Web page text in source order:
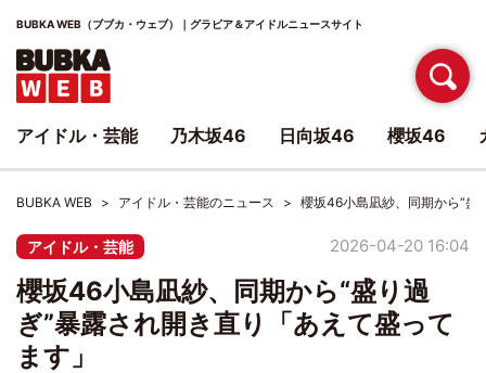
BUBKA WEB（ブブカ・ウェブ）｜グラビア＆アイドルニュースサイト
BUBKA WEB アイドル・芸能のニュース 櫻坂46小島凪紗、同期から“盛
アイドル・芸能 2026-04-20 16:04
櫻坂46小島凪紗、同期から“盛り過
ぎ”暴露され開き直り「あえて盛って
ます」
アイドル・芸能 乃木坂46 日向坂46 櫻坂46